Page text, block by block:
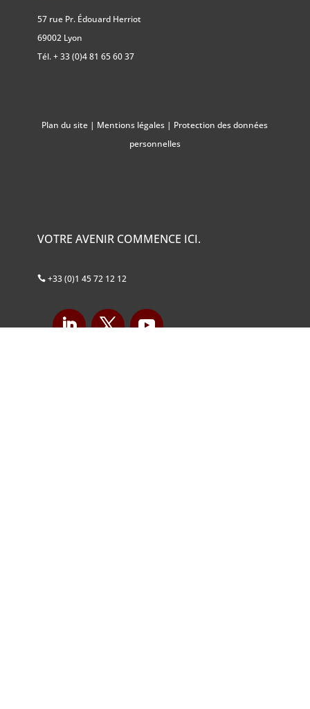
57 rue Pr. Édouard Herriot
69002 Lyon
Tél.+ 33 (0)4 81 65 60 37
Plan du site | Mentions légales | Protection des données
personnelles
VOTRE AVENIR COMMENCE ICI.
+33 (0)1 45 72 12 12